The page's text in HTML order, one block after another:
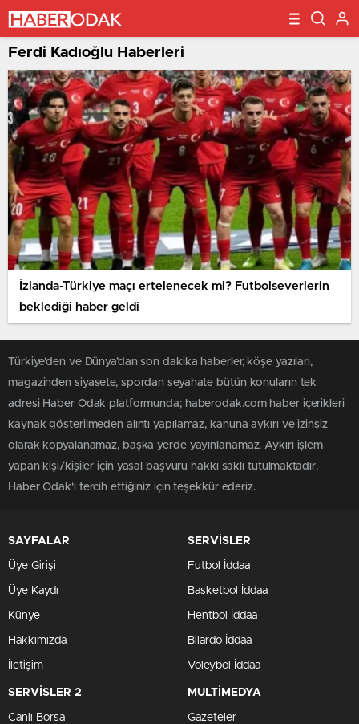
Ferdi Kadıoğlu Haberleri
İzlanda-Türkiye maçı ertelenecek mi? Futbolseverlerin
beklediği haber geldi
Türkiye'den ve Dünya’dan son dakika haberler, köşe yazıları,
magazinden siyasete, spordan seyahate bütün konuların tek
adresi Haber Odak platformunda; haberodak.com haber içerikleri
kaynak gösterilmeden alıntı yapılamaz, kanuna aykırı ve izinsiz
olarak kopyalanamaz, başka yerde yayınlanamaz. Aykırı işlem
yapan kişi/kişiler için yasal başvuru hakkı saklı tutulmaktadır.
Haber Odak'ı tercih ettiğiniz için teşekkür ederiz.
SAYFALAR
Üye Girişi
Üye Kaydı
Künye
Hakkımızda
İletişim
SERVİSLER
Futbol İddaa
Basketbol İddaa
Hentbol İddaa
Bilardo İddaa
Voleybol İddaa
SERVİSLER 2
Canlı Borsa
MULTİMEDYA
Gazeteler